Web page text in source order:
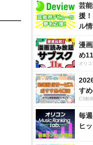
芸
援
ル
漫
め
オリ
す
CS動
毎
ヒ